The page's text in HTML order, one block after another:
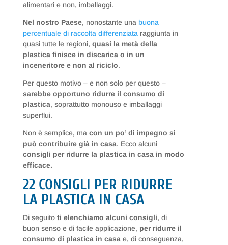
alimentari e non, imballaggi.
Nel nostro Paese, nonostante una buona
percentuale di raccolta differenziata raggiunta in
quasi tutte le regioni, quasi la metà della
plastica finisce in discarica o in un
inceneritore e non al riciclo.
Per questo motivo – e non solo per questo –
sarebbe opportuno ridurre il consumo di
plastica, soprattutto monouso e imballaggi
superflui.
Non è semplice, ma con un po’ di impegno si
può contribuire già in casa. Ecco alcuni
consigli per ridurre la plastica in casa in modo
efficace.
22 CONSIGLI PER RIDURRE
LA PLASTICA IN CASA
Di seguitoti elenchiamo alcuni consigli, di
buon senso e di facile applicazione, per ridurre il
consumo di plastica in casa e, di conseguenza,